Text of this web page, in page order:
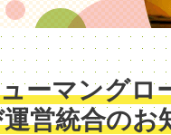
ーマングロ
営統合のお